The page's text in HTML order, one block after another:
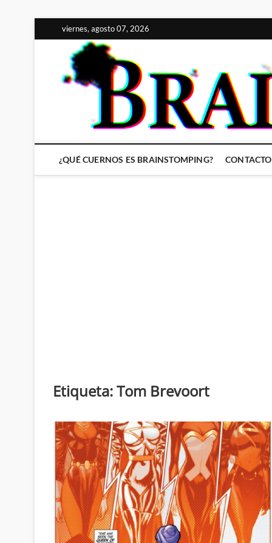
al
contenido
viernes, agosto 07, 2026
¿QUÉ CUERNOS ES BRAINSTOMPING? CONTACTO
Etiqueta:Tom Brevoort